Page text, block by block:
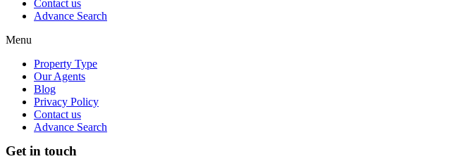
Contact us
Advance Search
Menu
Property Type
Our Agents
Blog
Privacy Policy
Contact us
Advance Search
Get in touch